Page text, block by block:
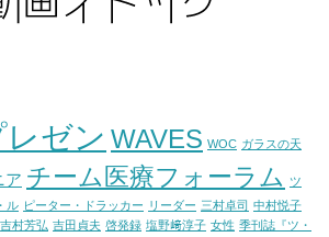
ゼン WAVES WOC ガラスの天
ア チーム医療フォーラム
ツ
ル ピーター・ドラッカー リーダー 三村卓司 中村悦子
吉村芳弘 吉田貞夫 啓発録 塩野﨑淳子 女性 季刊誌『ツ・